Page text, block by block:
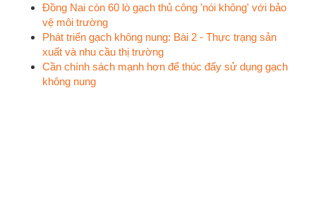
Đồng Nai còn 60 lò gạch thủ công 'nói không' với bảo
vệ môi trường
Phát triển gạch không nung: Bài 2 - Thực trạng sản
xuất và nhu cầu thị trường
Cần chính sách mạnh hơn để thúc đẩy sử dụng gạch
không nung